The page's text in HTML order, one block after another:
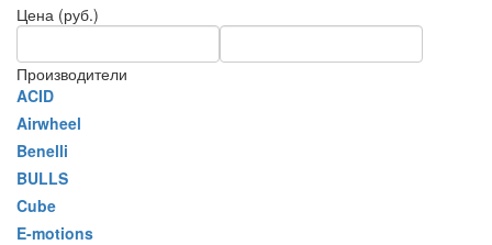
Цена (руб.)
Производители
ACID
Airwheel
Benelli
BULLS
Cube
E-motions